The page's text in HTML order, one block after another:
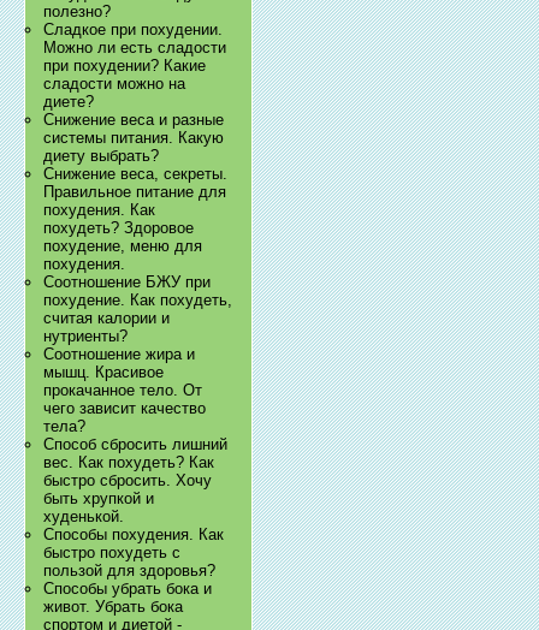
полезно?
Сладкое при похудении.
Можно ли есть сладости
при похудении? Какие
сладости можно на
диете?
Снижение веса и разные
системы питания. Какую
диету выбрать?
Снижение веса, секреты.
Правильное питание для
похудения. Как
похудеть? Здоровое
похудение, меню для
похудения.
Соотношение БЖУ при
похудение. Как похудеть,
считая калории и
нутриенты?
Соотношение жира и
мышц. Красивое
прокачанное тело. От
чего зависит качество
тела?
Способ сбросить лишний
вес. Как похудеть? Как
быстро сбросить. Хочу
быть хрупкой и
худенькой.
Способы похудения. Как
быстро похудеть с
пользой для здоровья?
Способы убрать бока и
живот. Убрать бока
спортом и диетой -